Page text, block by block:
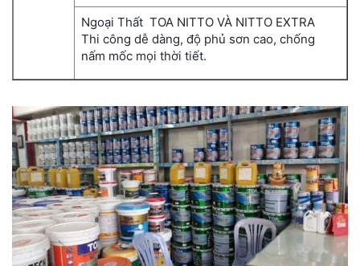
Ngoại Thất TOA NITTO VÀ NITTO EXTRA
Thi công dễ dàng, độ phủ sơn cao, chống
nấm mốc mọi thời tiết.